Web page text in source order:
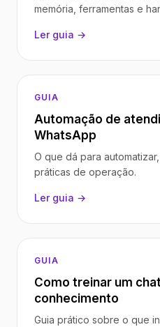
memória, ferramentas e
Ler guia →
GUIA
Automação de
WhatsApp
O que dá para
práticas de operação.
Ler guia →
GUIA
Como treinar um
conhecimento
Guia prático sobre o que